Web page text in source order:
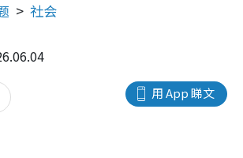
社会
用 App 睇文